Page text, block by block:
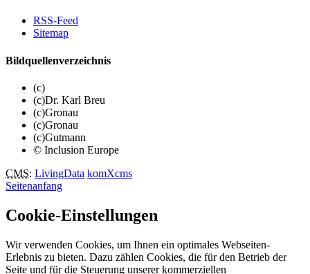
RSS-Feed
Sitemap
Bildquellenverzeichnis
(c)
(c)Dr. Karl Breu
(c)Gronau
(c)Gronau
(c)Gutmann
© Inclusion Europe
CMS: LivingData komXcms
Seitenanfang
Cookie-Einstellungen
Wir verwenden Cookies, um Ihnen ein optimales Webseiten-
Erlebnis zu bieten. Dazu zählen Cookies, die für den Betrieb der
Seite und für die Steuerung unserer kommerziellen